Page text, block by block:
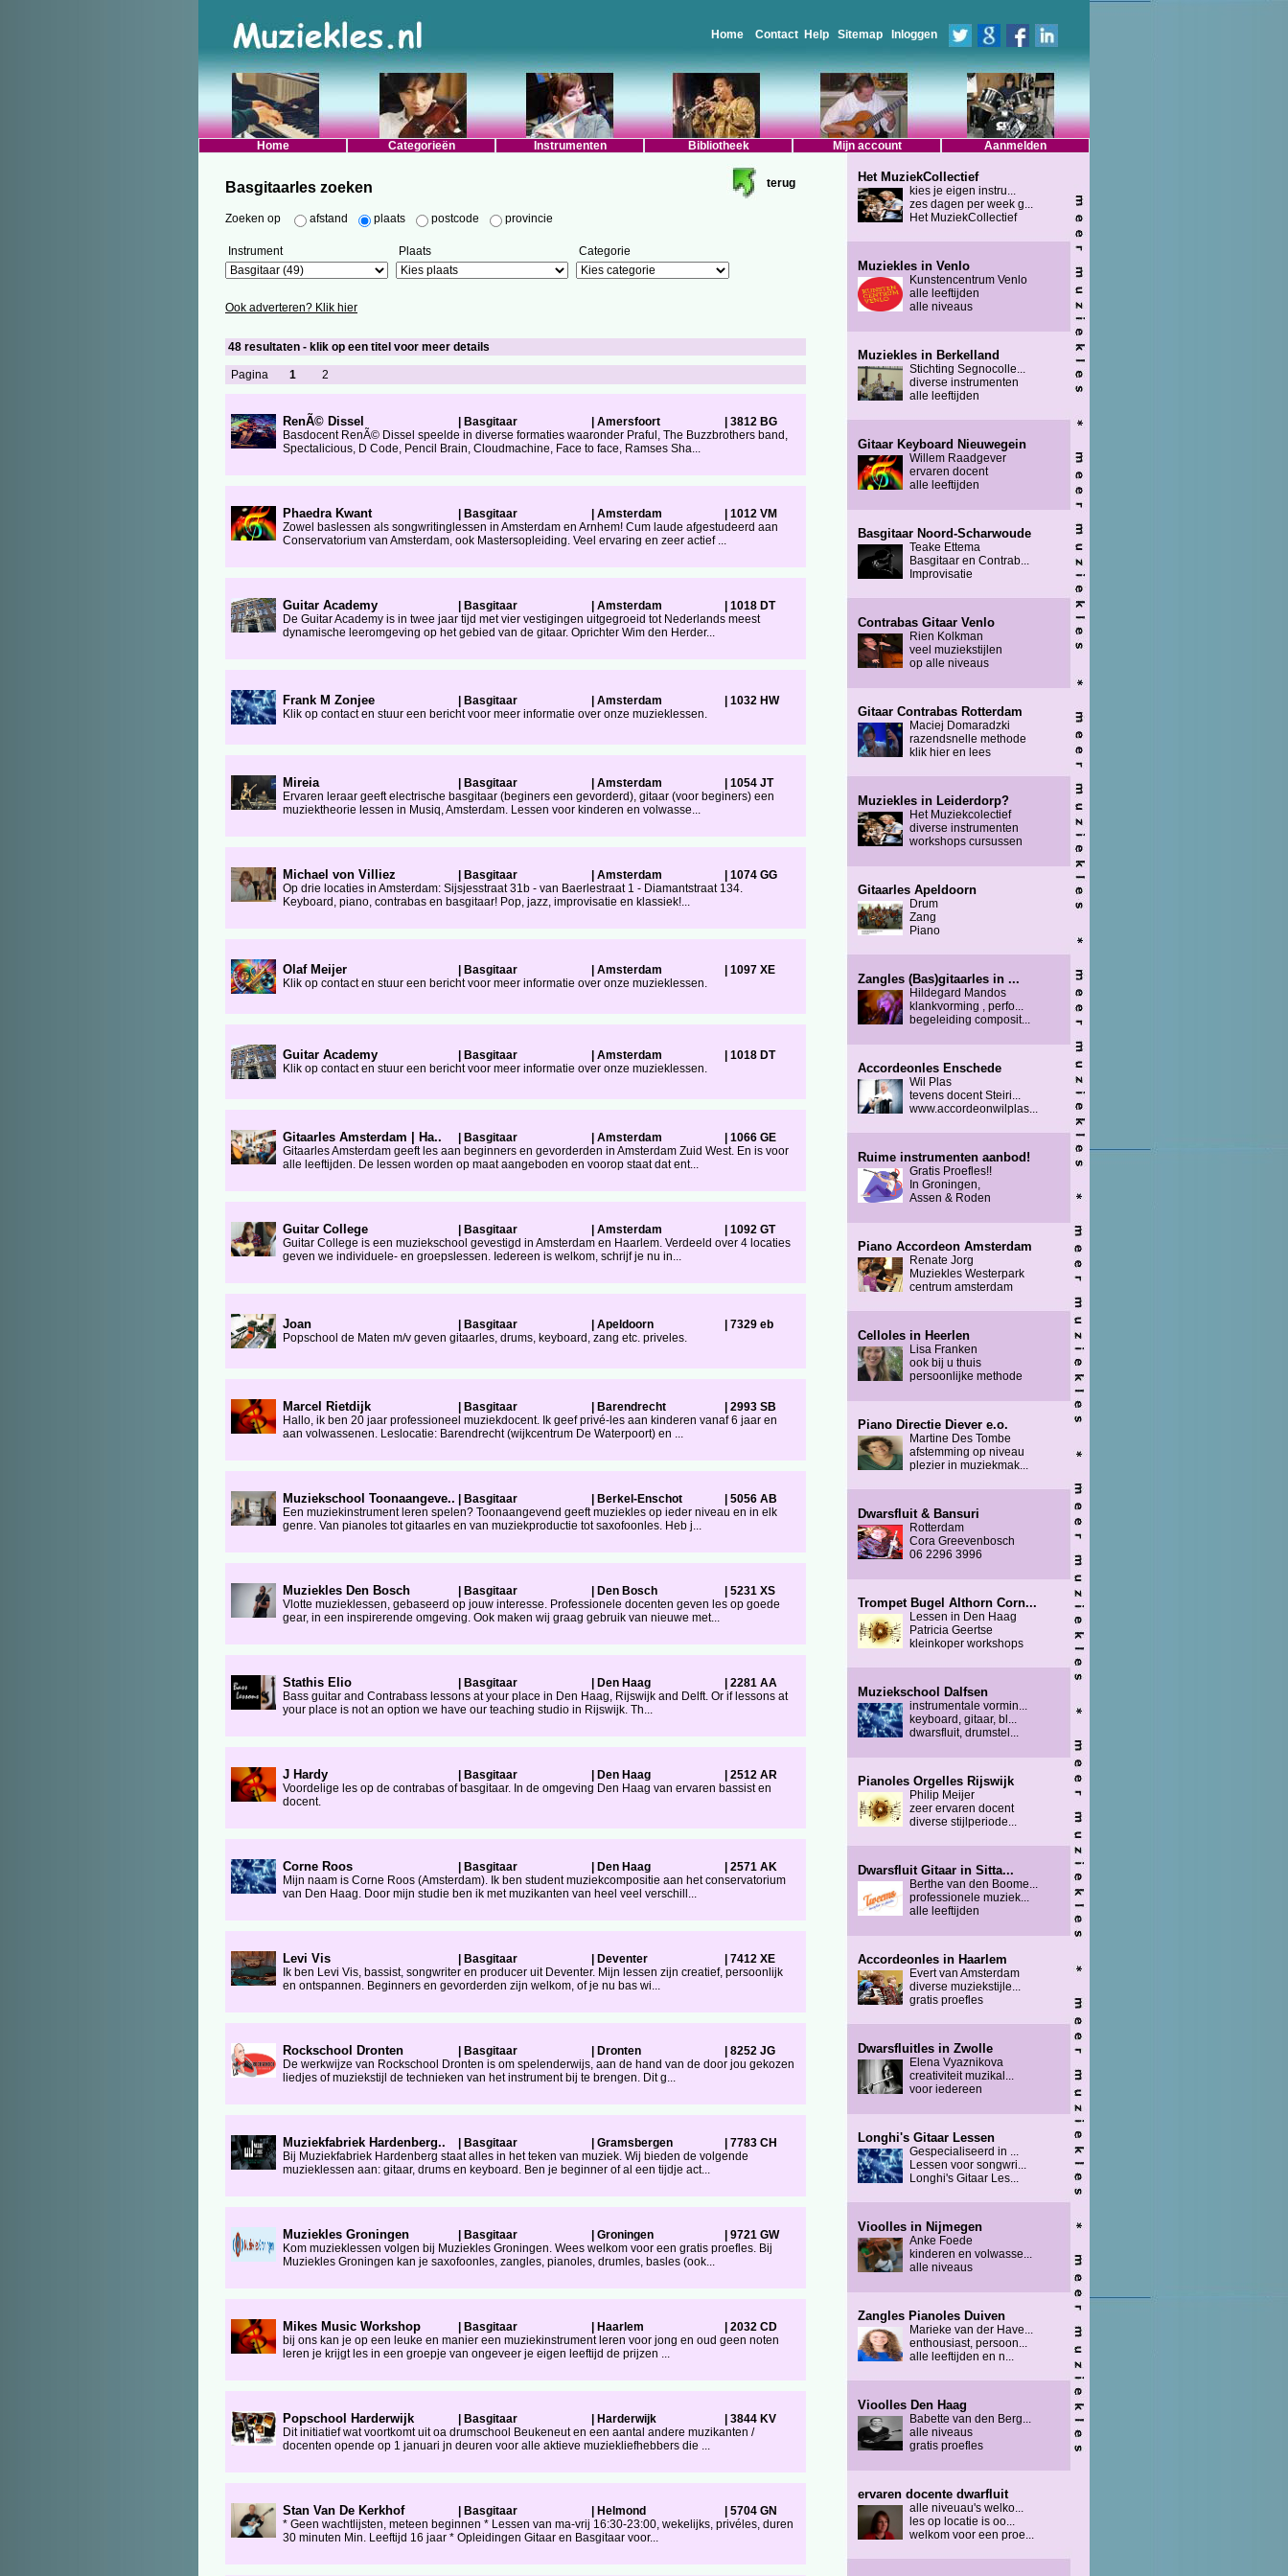
Home Contact Help Sitemap Inloggen
Home Categorieën Instrumenten Bibliotheek Mijn account Aanmelden
Basgitaarles zoeken terug
Zoeken op afstand plaats postcode provincie
Instrument Plaats Categorie
Ook adverteren? Klik hier
48 resultaten - klik op een titel voor meer details
Pagina 1 2
RenÃ© Dissel Basgitaar Amersfoort
3812 BG
Basdocent RenÃ© Dissel speelde in diverse formaties waaronder Praful, The Buzzbrothers band,
Spectalicious, D Code, Pencil Brain, Cloudmachine, Face to face, Ramses Sha...
Phaedra Kwant Basgitaar Amsterdam
1012 VM
Zowel baslessen als songwritinglessen in Amsterdam en Arnhem! Cum laude afgestudeerd aan
Conservatorium van Amsterdam, ook Mastersopleiding. Veel ervaring en zeer actief ...
Guitar Academy Basgitaar Amsterdam
1018 DT
De Guitar Academy is in twee jaar tijd met vier vestigingen uitgegroeid tot Nederlands meest
dynamische leeromgeving op het gebied van de gitaar. Oprichter Wim den Herder...
Frank M Zonjee Basgitaar Amsterdam
1032 HW
Klik op contact en stuur een bericht voor meer informatie over onze muzieklessen.
Mireia Basgitaar Amsterdam
1054 JT
Ervaren leraar geeft electrische basgitaar (beginers een gevorderd), gitaar (voor beginers) een
muziektheorie lessen in Musiq, Amsterdam. Lessen voor kinderen en volwasse...
Michael von Villiez Basgitaar Amsterdam
1074 GG
Op drie locaties in Amsterdam: Sijsjesstraat 31b - van Baerlestraat 1 - Diamantstraat 134.
Keyboard, piano, contrabas en basgitaar! Pop, jazz, improvisatie en klassiek!...
Olaf Meijer Basgitaar Amsterdam
1097 XE
Klik op contact en stuur een bericht voor meer informatie over onze muzieklessen.
Guitar Academy Basgitaar Amsterdam
1018 DT
Klik op contact en stuur een bericht voor meer informatie over onze muzieklessen.
Gitaarles Amsterdam | Ha.. Basgitaar Amsterdam
1066 GE
Gitaarles Amsterdam geeft les aan beginners en gevorderden in Amsterdam Zuid West. En is voor
alle leeftijden. De lessen worden op maat aangeboden en voorop staat dat ent...
Guitar College Basgitaar Amsterdam
1092 GT
Guitar College is een muziekschool gevestigd in Amsterdam en Haarlem. Verdeeld over 4 locaties
geven we individuele- en groepslessen. Iedereen is welkom, schrijf je nu in...
Joan Basgitaar Apeldoorn
7329 eb
Popschool de Maten m/v geven gitaarles, drums, keyboard, zang etc. priveles.
Marcel Rietdijk Basgitaar Barendrecht
2993 SB
Hallo, ik ben 20 jaar professioneel muziekdocent. Ik geef privé-les aan kinderen vanaf 6 jaar en
aan volwassenen. Leslocatie: Barendrecht (wijkcentrum De Waterpoort) en ...
Muziekschool Toonaangeve.. Basgitaar Berkel-Enschot
5056 AB
Een muziekinstrument leren spelen? Toonaangevend geeft muziekles op ieder niveau en in elk
genre. Van pianoles tot gitaarles en van muziekproductie tot saxofoonles. Heb j...
Muziekles Den Bosch Basgitaar Den Bosch
5231 XS
Vlotte muzieklessen, gebaseerd op jouw interesse. Professionele docenten geven les op goede
gear, in een inspirerende omgeving. Ook maken wij graag gebruik van nieuwe met...
Stathis Elio Basgitaar Den Haag
2281 AA
Bass guitar and Contrabass lessons at your place in Den Haag, Rijswijk and Delft. Or if lessons at
your place is not an option we have our teaching studio in Rijswijk. Th...
J Hardy Basgitaar Den Haag
2512 AR
Voordelige les op de contrabas of basgitaar. In de omgeving Den Haag van ervaren bassist en
docent.
Corne Roos Basgitaar Den Haag
2571 AK
Mijn naam is Corne Roos (Amsterdam). Ik ben student muziekcompositie aan het conservatorium
van Den Haag. Door mijn studie ben ik met muzikanten van heel veel verschill...
Levi Vis Basgitaar Deventer
7412 XE
Ik ben Levi Vis, bassist, songwriter en producer uit Deventer. Mijn lessen zijn creatief, persoonlijk
en ontspannen. Beginners en gevorderden zijn welkom, of je nu bas wi...
Rockschool Dronten Basgitaar Dronten
8252 JG
De werkwijze van Rockschool Dronten is om spelenderwijs, aan de hand van de door jou gekozen
liedjes of muziekstijl de technieken van het instrument bij te brengen. Dit g...
Muziekfabriek Hardenberg.. Basgitaar Gramsbergen
7783 CH
Bij Muziekfabriek Hardenberg staat alles in het teken van muziek. Wij bieden de volgende
muzieklessen aan: gitaar, drums en keyboard. Ben je beginner of al een tijdje act...
Muziekles Groningen Basgitaar Groningen
9721 GW
Kom muzieklessen volgen bij Muziekles Groningen. Wees welkom voor een gratis proefles. Bij
Muziekles Groningen kan je saxofoonles, zangles, pianoles, drumles, basles (ook...
Mikes Music Workshop Basgitaar Haarlem
2032 CD
bij ons kan je op een leuke en manier een muziekinstrument leren voor jong en oud geen noten
leren je krijgt les in een groepje van ongeveer je eigen leeftijd de prijzen ...
Popschool Harderwijk Basgitaar Harderwijk
3844 KV
Dit initiatief wat voortkomt uit oa drumschool Beukeneut en een aantal andere muzikanten /
docenten opende op 1 januari jn deuren voor alle aktieve muziekliefhebbers die ...
Stan Van De Kerkhof Basgitaar Helmond
5704 GN
* Geen wachtlijsten, meteen beginnen * Lessen van ma-vrij 16:30-23:00, wekelijks, privéles, duren
30 minuten Min. Leeftijd 16 jaar * Opleidingen Gitaar en Basgitaar voor...
Het MuziekCollectief
kies je eigen instru...
zes dagen per week g...
Het MuziekCollectief
Muziekles in Venlo
Kunstencentrum Venlo
alle leeftijden
alle niveaus
Muziekles in Berkelland
Stichting Segnocolle...
diverse instrumenten
alle leeftijden
Gitaar Keyboard Nieuwegein
Willem Raadgever
ervaren docent
alle leeftijden
Basgitaar Noord-Scharwoude
Teake Ettema
Basgitaar en Contrab...
Improvisatie
Contrabas Gitaar Venlo
Rien Kolkman
veel muziekstijlen
op alle niveaus
Gitaar Contrabas Rotterdam
Maciej Domaradzki
razendsnelle methode
klik hier en lees
Muziekles in Leiderdorp?
Het Muziekcolectief
diverse instrumenten
workshops cursussen
Gitaarles Apeldoorn
Drum
Zang
Piano
Zangles (Bas)gitaarles in ...
Hildegard Mandos
klankvorming , perfo...
begeleiding composit...
Accordeonles Enschede
Wil Plas
tevens docent Steiri...
www.accordeonwilplas...
Ruime instrumenten aanbod!
Gratis Proefles!!
In Groningen,
Assen & Roden
Piano Accordeon Amsterdam
Renate Jorg
Muziekles Westerpark
centrum amsterdam
Celloles in Heerlen
Lisa Franken
ook bij u thuis
persoonlijke methode
Piano Directie Diever e.o.
Martine Des Tombe
afstemming op niveau
plezier in muziekmak...
Dwarsfluit & Bansuri
Rotterdam
Cora Greevenbosch
06 2296 3996
Trompet Bugel Althorn Corn...
Lessen in Den Haag
Patricia Geertse
kleinkoper workshops
Muziekschool Dalfsen
instrumentale vormin...
keyboard, gitaar, bl...
dwarsfluit, drumstel...
Pianoles Orgelles Rijswijk
Philip Meijer
zeer ervaren docent
diverse stijlperiode...
Dwarsfluit Gitaar in Sitta...
Berthe van den Boome...
professionele muziek...
alle leeftijden
Accordeonles in Haarlem
Evert van Amsterdam
diverse muziekstijle...
gratis proefles
Dwarsfluitles in Zwolle
Elena Vyaznikova
creativiteit muzikal...
voor iedereen
Longhi's Gitaar Lessen
Gespecialiseerd in ...
Lessen voor songwri...
Longhi's Gitaar Les...
Vioolles in Nijmegen
Anke Foede
kinderen en volwasse...
alle niveaus
Zangles Pianoles Duiven
Marieke van der Have...
enthousiast, persoon...
alle leeftijden en n...
Vioolles Den Haag
Babette van den Berg...
alle niveaus
gratis proefles
ervaren docente dwarfluit
alle niveuau's welko...
les op locatie is oo...
welkom voor een proe...